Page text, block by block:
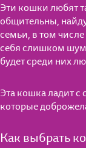
Эти кошки любят
общительны,
семьи, в том
себя слишком
будет среди них
Эта кошка ладит
которые
Как выбрать